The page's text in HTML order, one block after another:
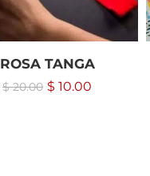
ROSA TANGA
$20.00 $ 10.00